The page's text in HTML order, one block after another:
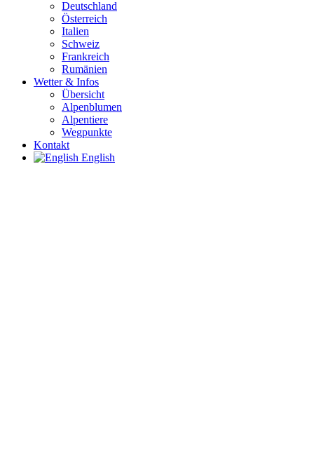
Deutschland
Österreich
Italien
Schweiz
Frankreich
Rumänien
Wetter & Infos
Übersicht
Alpenblumen
Alpentiere
Wegpunkte
Kontakt
English